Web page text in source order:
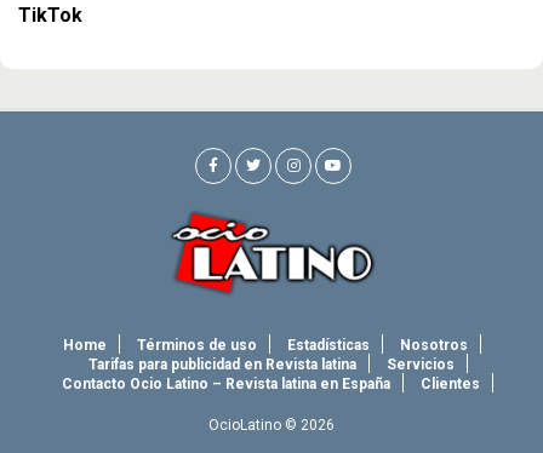
TikTok
Home Términos de uso Estadísticas
Nosotros
Tarifas para publicidad en Revista latina
Servicios
Contacto Ocio Latino – Revista latina en España
Clientes
OcioLatino © 2026